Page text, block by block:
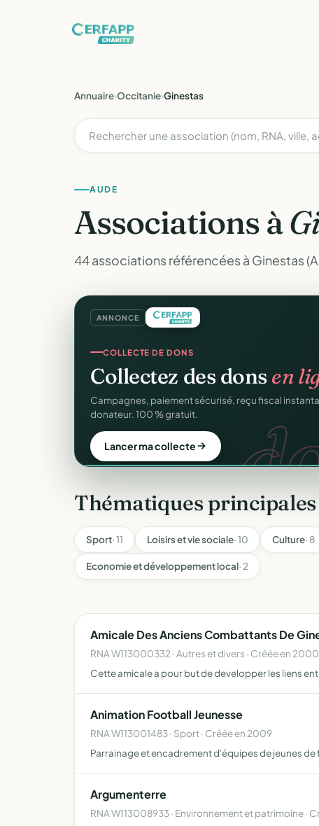
Annuaire›Occitanie›Ginestas
AUDE
Associations à
44 associations référencées à Ginestas
ANNONCE
CRM ASSOCIATIF
UnCRM completpour
Fiches donateurs, historique des dons, relances,
fichiers Excel.
Découvrir le CRM gratuit
Thématiques principales
Sport· 11 Loisirs et vie sociale· 10 Culture· 8
Economie et développement local· 2
Amicale Des Anciens Combattants De
RNA W113000332 · Autres et divers · Créée en 2000
Cette amicale a pour but de developper les liens
Animation Football Jeunesse
RNA W113001483 · Sport · Créée en 2009
Parrainage et encadrement d'équipes de jeunes
Argumenterre
RNA W113008933 · Environnement et patrimoine ·